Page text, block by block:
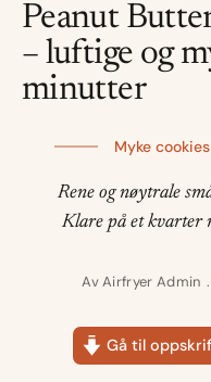
Peanut
– luftige og
minutter
Myke
Rene og nøytrale
Klare på et kvarter
AvAirfryer Admin
Gå til